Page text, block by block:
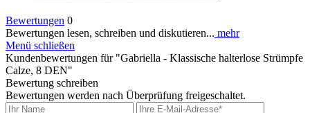
Bewertungen 0
Bewertungen lesen, schreiben und diskutieren... mehr
Menü schließen
Kundenbewertungen für "Gabriella - Klassische halterlose Strümpfe
Calze, 8 DEN"
Bewertung schreiben
Bewertungen werden nach Überprüfung freigeschaltet.